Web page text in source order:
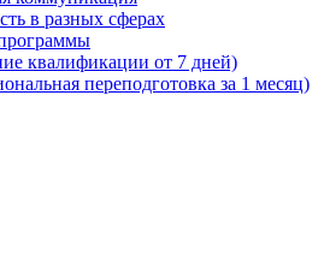
в разных сферах
квалификации от 7 дней)
переподготовка за 1 месяц)